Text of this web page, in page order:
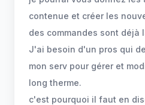
contenue et créer les
des commandes sont déjà
J'ai besoin d'un pros qui
mon serv pour gérer et
long therme.
c'est pourquoi il faut en